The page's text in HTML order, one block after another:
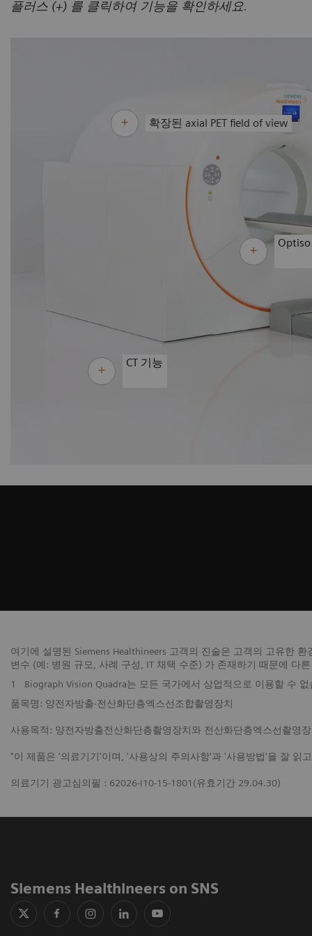
플러스 (+) 를 클릭하여 기능을 확인하세요.
CT 기능
확장된 axial PET field of view
여기에 설명된 Siemens Healthineers 고객의 진술은 고객의 고유한
변수 (예: 병원 규모, 사례 구성, IT 채택 수준) 가 존재하기 때문에 다
1
Biograph Vision Quadra는 모든 국가에서 상업적으로 이용할 수
품목명: 양전자방출·전산화단층엑스선조합촬영장치
사용목적: 양전자방출전산화단층촬영장치와 전산화단층엑스선촬영
"이 제품은 '의료기기'이며, '사용상의 주의사항'과 '사용방법'을 잘 읽
의료기기 광고심의필 : 62026-I10-15-1801(유효기간 29.04.30)
Siemens Healthineers on SNS